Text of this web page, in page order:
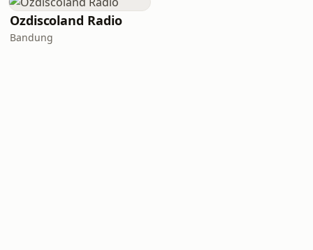
Ozdiscoland Radio
Bandung